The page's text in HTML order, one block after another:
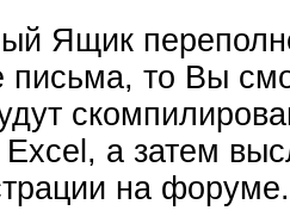
Ящик
письма, то Вы
а затем
на форуме.